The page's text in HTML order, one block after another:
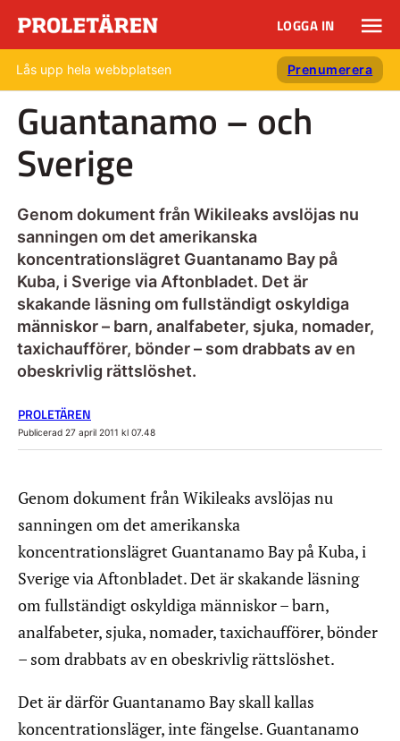
LOGGA IN
Lås upp hela webbplatsen Prenumerera
Guantanamo – och
Sverige
Genom dokument från Wikileaks avslöjas nu
sanningen om det amerikanska
koncentrationslägret Guantanamo Bay på
Kuba, i Sverige via Aftonbladet. Det är
skakande läsning om fullständigt oskyldiga
människor – barn, analfabeter, sjuka, nomader,
taxichaufförer, bönder – som drabbats av en
obeskrivlig rättslöshet.
PROLETÄREN
Publicerad 27 april 2011 kl 07.48
Genom dokument från Wikileaks avslöjas nu
sanningen om det amerikanska
koncentrationslägret Guantanamo Bay på Kuba, i
Sverige via Aftonbladet. Det är skakande läsning
om fullständigt oskyldiga människor – barn,
analfabeter, sjuka, nomader, taxichaufförer, bönder
– som drabbats av en obeskrivlig rättslöshet.
Det är därför Guantanamo Bay skall kallas
koncentrationsläger, inte fängelse. Guantanamo